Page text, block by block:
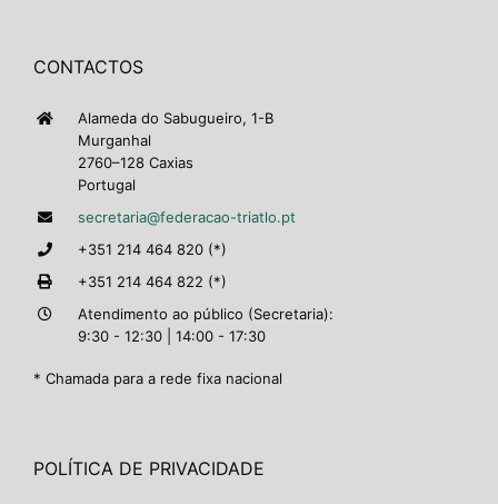
CONTACTOS
Alameda do Sabugueiro, 1-B
Murganhal
2760–128 Caxias
Portugal
secretaria@federacao-triatlo.pt
+351 214 464 820 (*)
+351 214 464 822 (*)
Atendimento ao público (Secretaria):
9:30 - 12:30 | 14:00 - 17:30
* Chamada para a rede fixa nacional
POLÍTICA DE PRIVACIDADE